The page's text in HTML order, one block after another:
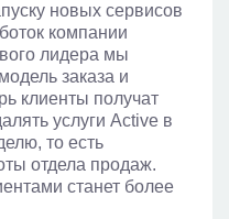
новых сервисов
компании
лидера мы
заказа и
клиенты получат
услуги Active в
то есть
отдела продаж.
станет более